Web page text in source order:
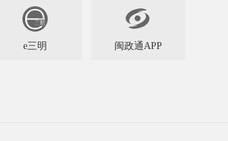
e三明

闽政通APP